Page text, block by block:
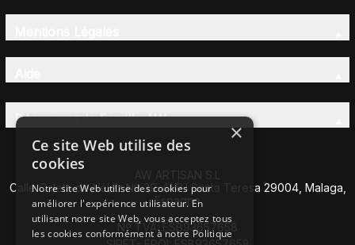
Découvrez la Famille AW
AW ARTISAN S.L
Calle Caleta de Vélez Nº 39-41 P.I Santa Teresa 29004, Malaga,
Espagne
Nº TVA: ESB93657658
×
Ce site Web utilise des
cookies
Notre site Web utilise des cookies pour
améliorer l'expérience utilisateur. En
utilisant notre site Web, vous acceptez tous
les cookies conformément à notre Politique